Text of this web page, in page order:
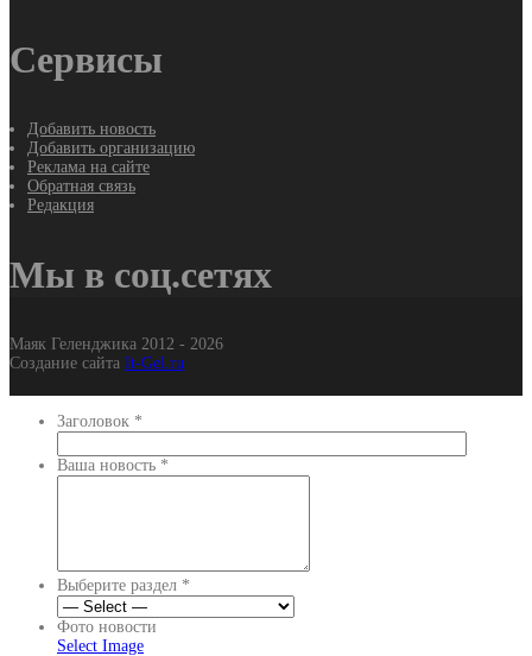
Сервисы
Добавить новость
Добавить организацию
Реклама на сайте
Обратная связь
Редакция
Мы в соц.сетях
Маяк Геленджика 2012 - 2026
Создание сайта It-Gel.ru
Заголовок *
Ваша новость *
Выберите раздел *
Фото новости
Select Image